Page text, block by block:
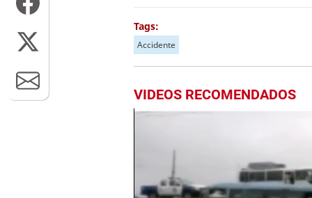
Tags:
Accidente
VIDEOS RECOMENDADOS